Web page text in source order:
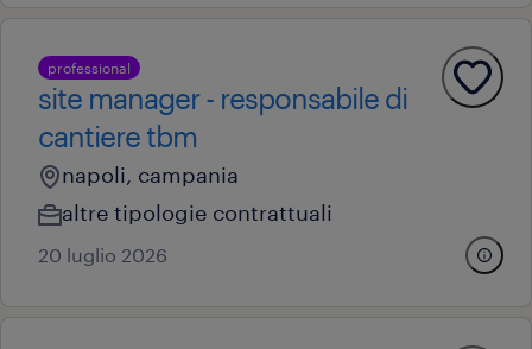
professional
site manager - responsabile di
cantiere tbm
napoli, campania
altre tipologie contrattuali
20 luglio 2026